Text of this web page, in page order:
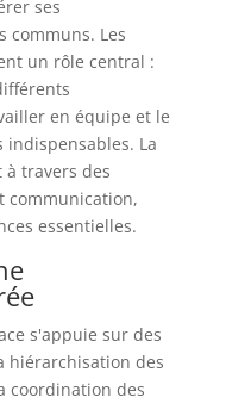
ses
communs. Les
un rôle central :
en équipe et le
La
travers des
communication,
essentielles.
s'appuie sur des
hiérarchisation des
coordination des